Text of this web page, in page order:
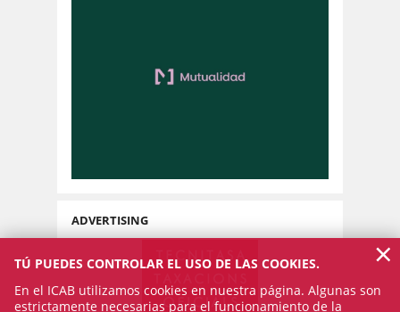
ADVERTISING
TÚ PUEDES CONTROLAR EL USO DE LAS COOKIES.
En el ICAB utilizamos cookies en nuestra página. Algunas son
estrictamente necesarias para el funcionamiento de la
×